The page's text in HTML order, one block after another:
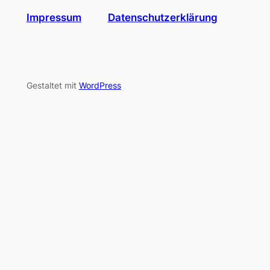
Impressum Datenschutzerklärung
Gestaltet mit WordPress